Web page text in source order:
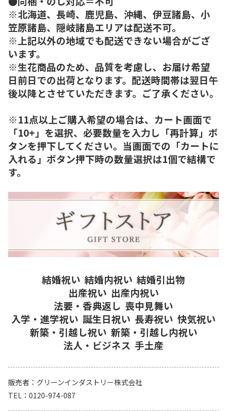
※北海道、長崎、鹿児島、沖縄、伊豆諸島、小
笠原諸島、隠岐諸島エリアは配送不可。
※上記以外の地域でも配送できない場合がござ
います。
※生花商品のため、品質を考慮し、お届け希望
日前日での出荷となります。配送時間帯は翌日午
後以降とさせていただきます。ご了承ください。
※11点以上ご購入希望の場合は、カート画面で
「10+」を選択、必要数量を入力し「再計算」ボ
タンを押下してください。当画面での「カートに
入れる」ボタン押下時の数量選択は1個で結構で
す。
結婚祝い 結婚内祝い 結婚引出物
出産祝い 出産内祝い
法要・香典返し 喪中見舞い
入学・進学祝い 誕生日祝い 長寿祝い 快気祝い
新築・引越し祝い 新築・引越し内祝い
法人・ビジネス 手土産
販売者
グリーンインダストリー株式会社
TEL
0120-974-087